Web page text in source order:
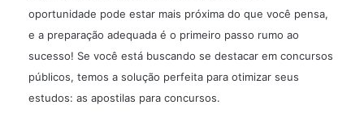
oportunidade pode estar mais próxima do que você pensa,
e a preparação adequada é o primeiro passo rumo ao
sucesso! Se você está buscando se destacar em concursos
públicos, temos a solução perfeita para otimizar seus
estudos: as apostilas para concursos.